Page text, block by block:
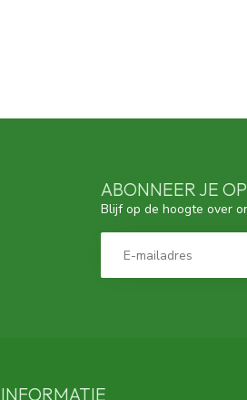
ABONNEER JE
Blijf op de hoogte over
INFORMATIE